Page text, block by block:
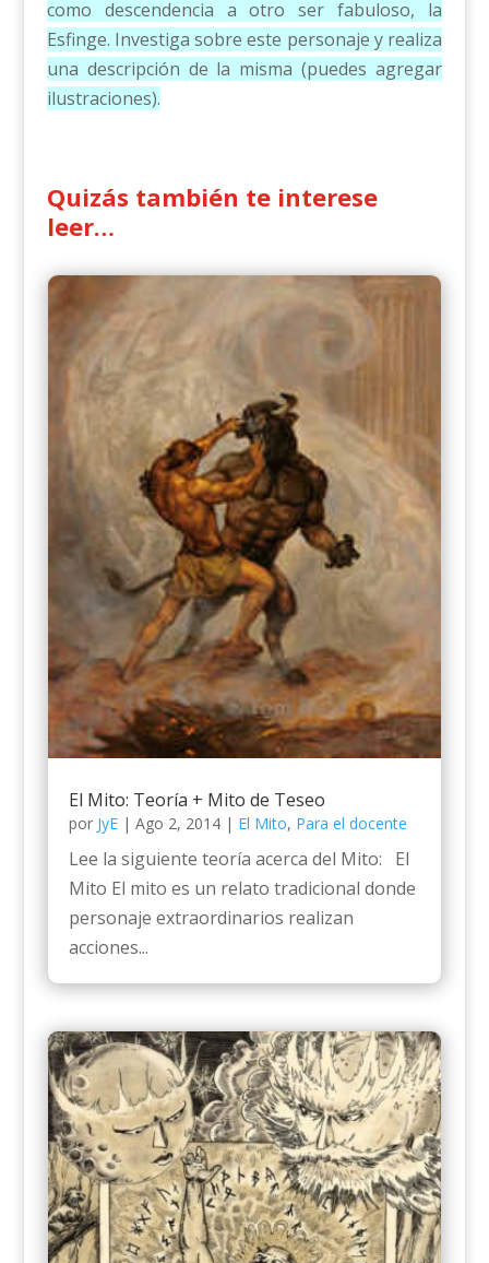
como descendencia a otro ser fabuloso, la
Esfinge. Investiga sobre este personaje y realiza
una descripción de la misma (puedes agregar
ilustraciones).
Quizás también te interese
leer…
El Mito: Teoría + Mito de Teseo
por JyE| Ago 2, 2014| El Mito, Para el docente
Lee la siguiente teoría acerca del Mito: El
Mito El mito es un relato tradicional donde
personaje extraordinarios realizan
acciones...